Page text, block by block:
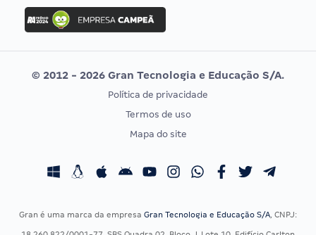
Concurso Ibama
Concurso MPU
Editais publicados
Vunesp
CONCURSOS POR PROFISSÃO
Concursos Fiscais
EXAME DE ORDEM
Calendário OAB
© 2012 - 2026 Gran Tecnologia e Educação S/A.
Política de privacidade
Termos de uso
Mapa do site
Gran é uma marca da empresa Gran Tecnologia e Educação S/A, CNPJ: